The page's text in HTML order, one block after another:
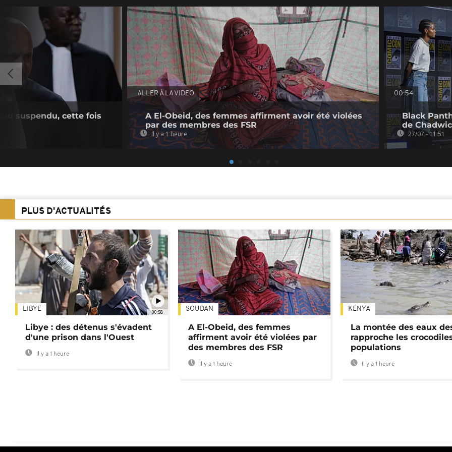
suspendu, cette fois
ALLER À LA VIDEO
A El-Obeid, des femmes affirment avoir été violées
par des membres des FSR
Il y a 1 heure
00:54
Black
de
27/07 - 11:51
PLUS D'ACTUALITÉS
00:58
LIBYE
Libye : des détenus s'évadent
d'une prison dans l'Ouest
Il y a 1 heure
SOUDAN
A El-Obeid, des femmes
affirment avoir été violées par
des membres des FSR
Il y a 1 heure
KENYA
La montée des eaux
rapproche les
populations
Il y a 1 heure